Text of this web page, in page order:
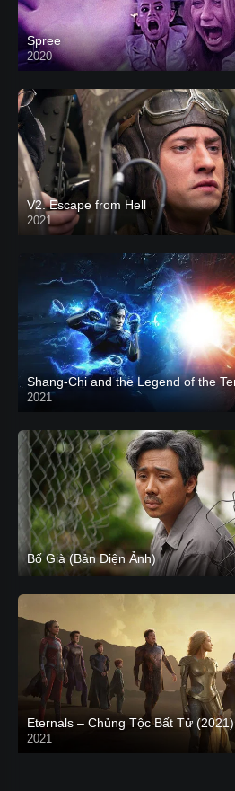
Spree
2020
V2. Escape from Hell
2021
2021
CAM
Bố Già (Bản Điện Ảnh)
Eternals – Chủng Tộc Bất Tử (2021)
2021
Trailer